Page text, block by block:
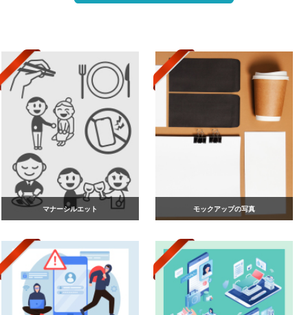
マナーシルエット モックアップの写真